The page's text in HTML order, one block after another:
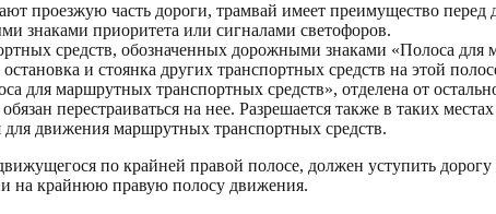
проезжую часть дороги, трамвай имеет преимущество
знаками приоритета или сигналами светофоров.
средств, обозначенных дорожными знаками «Полоса для
и стоянка других транспортных средств на этой
для маршрутных транспортных средств», отделена от
перестраиваться на нее. Разрешается также в таких
для движения маршрутных транспортных средств.
по крайней правой полосе, должен уступить
на крайнюю правую полосу движения.